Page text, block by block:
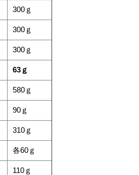
300ｇ
300ｇ
300ｇ
63ｇ
580ｇ
90ｇ
310ｇ
各60ｇ
110ｇ